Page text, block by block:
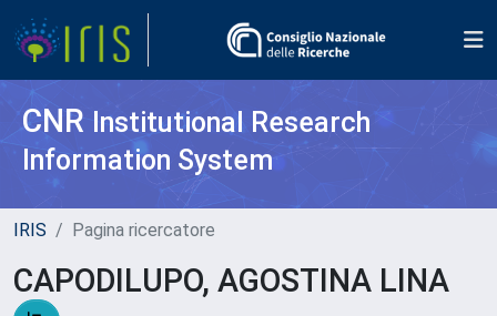
CNR Institutional Research
Information System
IRIS Pagina ricercatore
CAPODILUPO, AGOSTINA LINA